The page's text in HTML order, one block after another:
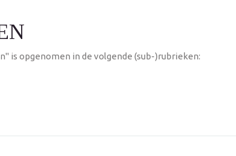
is opgenomen in de volgende (sub-)rubrieken: